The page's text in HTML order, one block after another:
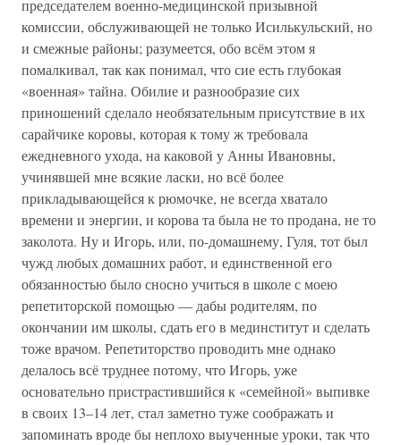
председателем военно-медицинской призывной
комиссии, обслуживающей не только Исилькульский, но
и смежные районы; разумеется, обо всём этом я
помалкивал, так как понимал, что сие есть глубокая
«военная» тайна. Обилие и разнообразие сих
приношений сделало необязательным присутствие в их
сарайчике коровы, которая к тому ж требовала
ежедневного ухода, на каковой у Анны Ивановны,
учинявшей мне всякие ласки, но всё более
прикладывающейся к рюмочке, не всегда хватало
времени и энергии, и корова та была не то продана, не то
заколота. Ну и Игорь, или, по-домашнему, Гуля, тот был
чужд любых домашних работ, и единственной его
обязанностью было сносно учиться в школе с моею
репетиторской помощью — дабы родителям, по
окончании им школы, сдать его в мединститут и сделать
тоже врачом. Репетиторство проводить мне однако
делалось всё труднее потому, что Игорь, уже
основательно пристрастившийся к «семейной» выпивке
в своих 13–14 лет, стал заметно туже соображать и
запоминать вроде бы неплохо выученные уроки, так что